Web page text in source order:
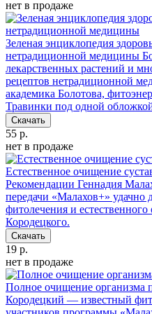
нет в продаже
Зеленая энциклопедия
нетрадиционной медицины
лекарственных растений и
рецептов нетрадиционной
академика Болотова,
Травинки под одной
Скачать
55 р.
нет в продаже
Естественное очищение
Рекомендации Геннадия
передачи «Малахов+» удачно
фитолечения и
Кородецкого.
Скачать
19 р.
нет в продаже
Полное очищение организма
Кородецкий — известный